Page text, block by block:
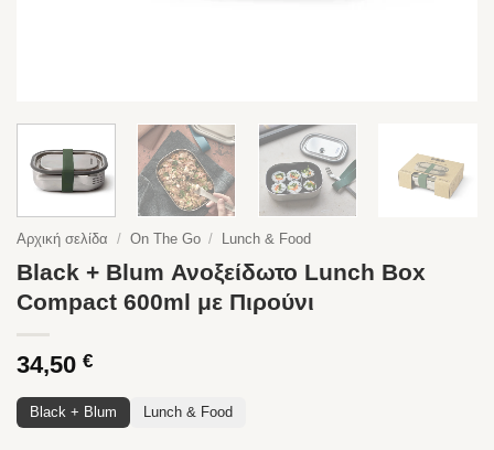
Αρχική σελίδα / On The Go / Lunch & Food
Black + Blum Ανοξείδωτο Lunch Box
Compact 600ml με Πιρούνι
34,50 €
Black + Blum Lunch & Food